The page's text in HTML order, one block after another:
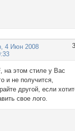
3
4 Июн 2008
, на этом стиле у Вас
и не получится,
другой, если
свое лого.